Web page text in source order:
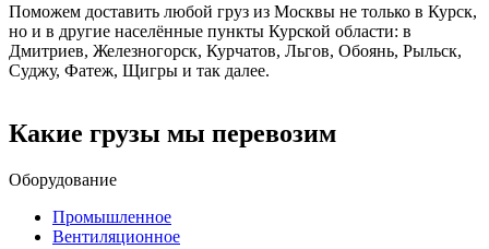
Поможем доставить любой груз из Москвы не только в Курск,
но и в другие населённые пункты Курской области: в
Дмитриев, Железногорск, Курчатов, Льгов, Обоянь, Рыльск,
Суджу, Фатеж, Щигры и так далее.
Какие грузы мы перевозим
Оборудование
Промышленное
Вентиляционное